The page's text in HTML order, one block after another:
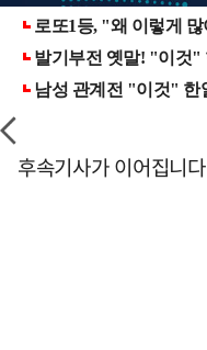
후속기사가 이어집니다